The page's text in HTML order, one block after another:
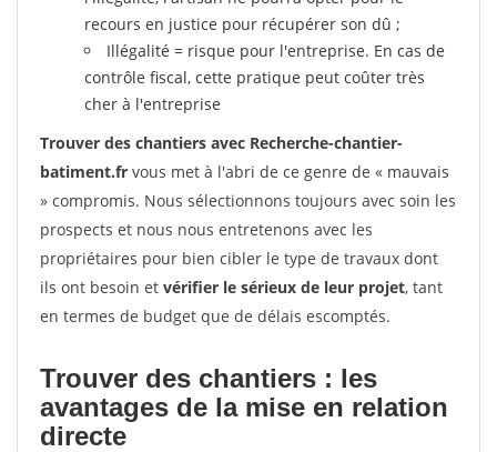
recours en justice pour récupérer son dû ;
Illégalité = risque pour l'entreprise. En cas de
contrôle fiscal, cette pratique peut coûter très
cher à l'entreprise
Trouver des chantiers avec Recherche-chantier-
batiment.fr vous met à l'abri de ce genre de « mauvais
» compromis. Nous sélectionnons toujours avec soin les
prospects et nous nous entretenons avec les
propriétaires pour bien cibler le type de travaux dont
ils ont besoin et vérifier le sérieux de leur projet, tant
en termes de budget que de délais escomptés.
Trouver des chantiers : les
avantages de la mise en relation
directe